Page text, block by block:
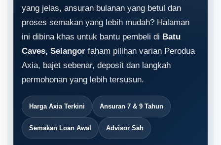
yang jelas, ansuran bulanan yang betul dan
proses semakan yang lebih mudah? Halaman
ini dibina khas untuk bantu pembeli di Batu
Caves, Selangor faham pilihan varian Perodua
Axia, bajet sebenar, deposit dan langkah
permohonan yang lebih tersusun.
Harga Axia Terkini Ansuran 7 & 9 Tahun
Semakan Loan Awal Advisor Sah